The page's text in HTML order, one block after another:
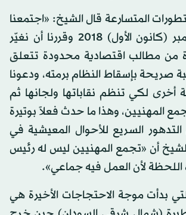
المتسارعة قال الشيخ: «اجتمعنا
في بدايات ديسمبر (كانون الأول) 2018 وقررنا أن نغيّر
من مطالب اقتصادية محدودة تتعلق
صريحة بإسقاط النظام برمته، ودعونا
لكي تنظم نقاباتها ولجانها ثم
المهنيين، وهذا ما حدث فعلاً بوتيرة
السريع للأحوال المعيشية في
أن «تجمع المهنيين ليس له رئيس
اللحظة لأن العمل فيه جماعي».
بدأت موجة الاحتجاجات الأخيرة هي